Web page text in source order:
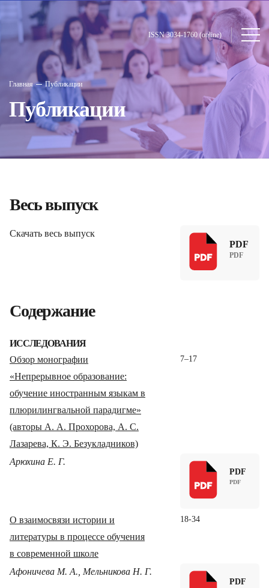
ISSN 3034-1760 (online)
Главная Публикации
Публикации
Весь выпуск
Скачать весь выпуск
PDF
Содержание
ИССЛЕДОВАНИЯ
Обзор монографии
«Непрерывное образование:
обучение иностранным языкам в
плюрилингвальной парадигме»
(авторы А. А. Прохорова, А. С.
Лазарева, К. Э. Безукладников)
7–17
Арюхина Е. Г.
PDF
О взаимосвязи истории и
литературы в процессе обучения
в современной школе
18-34
Афоничева М. А., Мельникова Н. Г.
PDF